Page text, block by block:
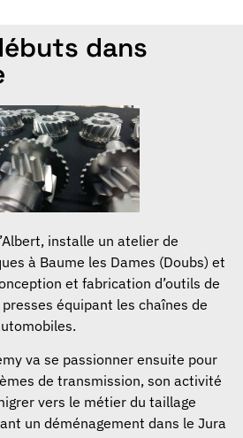
dans
installe un atelier de
à Baume les Dames (Doubs) et
et fabrication d’outils de
équipant les chaînes de
va se passionner ensuite pour
de transmission, son activité
vers le métier du taillage
un déménagement dans le Jura